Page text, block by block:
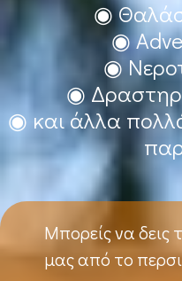
◉
◉
◉
◉
◉ και άλλα
Μπορείς να δεις
μας από το